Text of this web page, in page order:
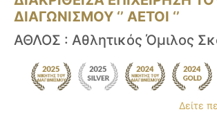
ΔΙΑΓΩΝΙΣΜΟΥ ‘’ ΑΕΤΟΙ ‘’
ΑΘΛΟΣ : Αθλητικός Όμιλος
Δείτε